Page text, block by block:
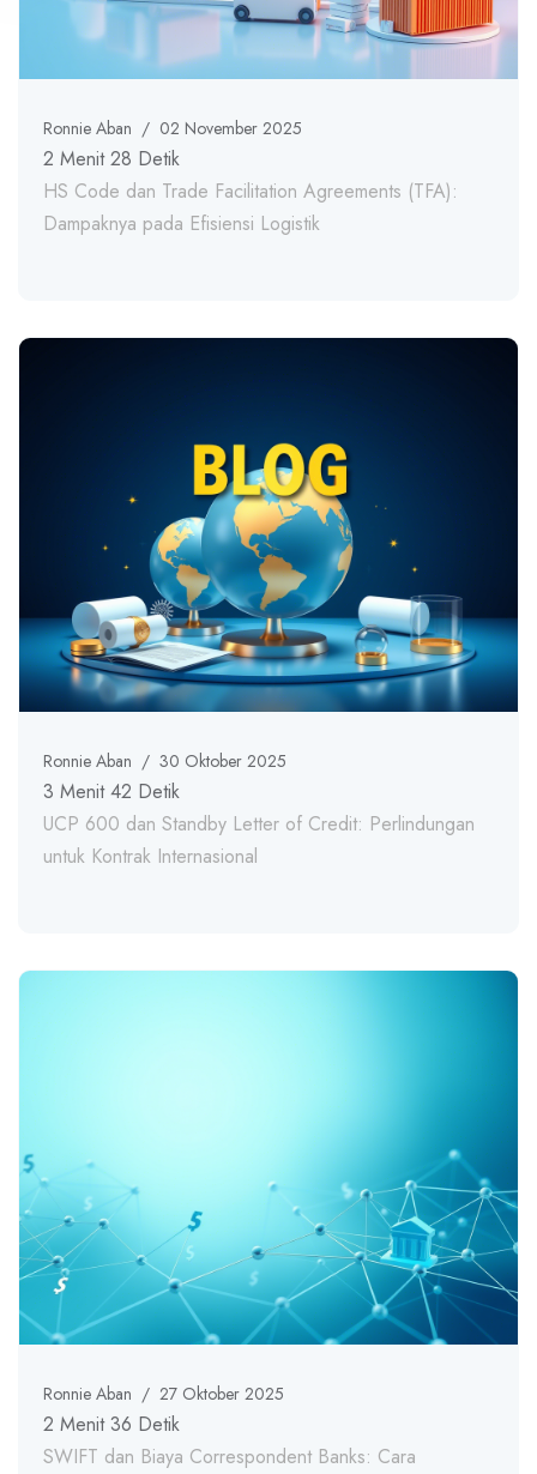
Ronnie Aban / 02 November 2025
2 Menit 28 Detik
HS Code dan Trade Facilitation Agreements (TFA):
Dampaknya pada Efisiensi Logistik
Ronnie Aban / 30 Oktober 2025
3 Menit 42 Detik
UCP 600 dan Standby Letter of Credit: Perlindungan
untuk Kontrak Internasional
Ronnie Aban / 27 Oktober 2025
2 Menit 36 Detik
SWIFT dan Biaya Correspondent Banks: Cara